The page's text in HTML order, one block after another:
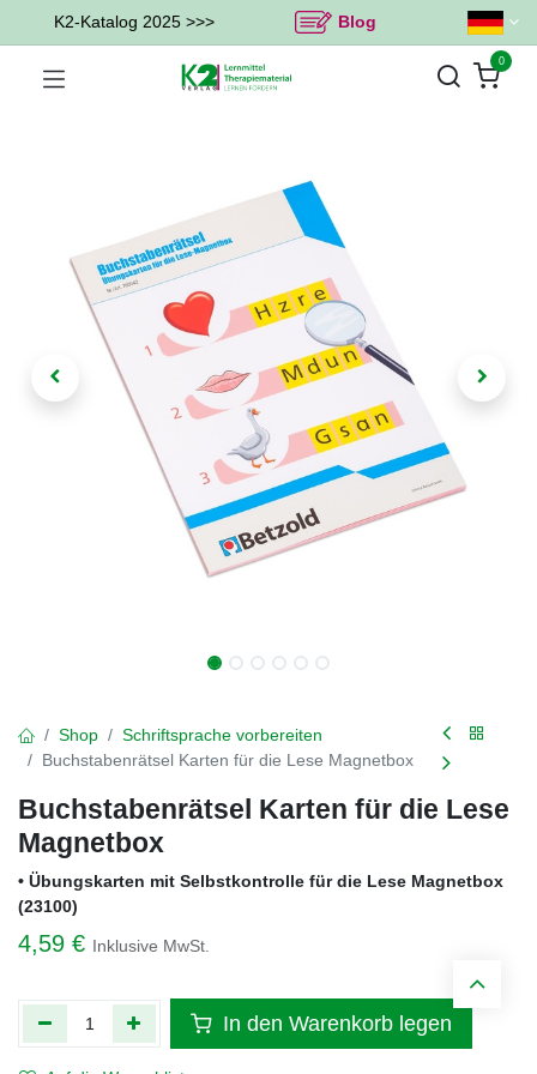
K2-Katalog 2025 >>> Blog
0
Shop
Schriftsprache vorbereiten
Buchstabenrätsel Karten für die Lese Magnetbox
Buchstabenrätsel Karten für die Lese
Magnetbox
• Übungskarten mit Selbstkontrolle für die Lese Magnetbox
(23100)
4,59 € Inklusive MwSt.
In den Warenkorb legen